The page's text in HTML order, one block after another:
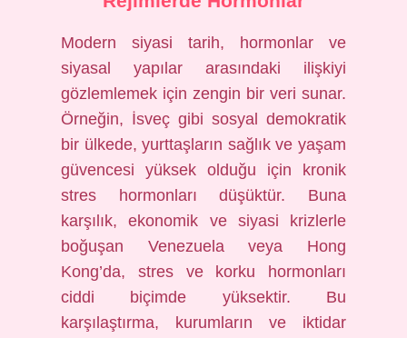
Modern siyasi tarih, hormonlar ve
siyasal yapılar arasındaki ilişkiyi
gözlemlemek için zengin bir veri sunar.
Örneğin, İsveç gibi sosyal demokratik
bir ülkede, yurttaşların sağlık ve yaşam
güvencesi yüksek olduğu için kronik
stres hormonları düşüktür. Buna
karşılık, ekonomik ve siyasi krizlerle
boğuşan Venezuela veya Hong
Kong’da, stres ve korku hormonları
ciddi biçimde yüksektir. Bu
karşılaştırma, kurumların ve iktidar